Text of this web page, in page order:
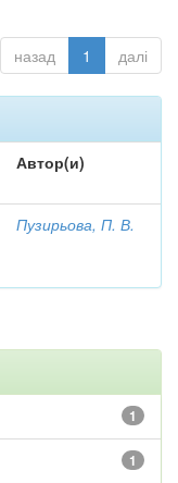
назад 1 далі
Автор(и)
Пузирьова, П. В.
1
1